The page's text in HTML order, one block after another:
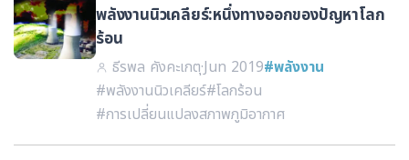
พลังงานนิวเคลียร์:หนึ่งทางออกของปัญหาโลก
ร้อน
ธีรพล คังคะเกตุ·Jun 2019#พลังงาน
#พลังงานนิวเคลียร์#โลกร้อน
#การเปลี่ยนแปลงสภาพภูมิอากาศ